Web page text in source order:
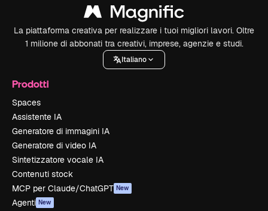
La piattaforma creativa per realizzare i tuoi migliori lavori. Oltre
1 milione di abbonati tra creativi, imprese, agenzie e studi.
Italiano
Prodotti
Spaces
Assistente IA
Generatore di immagini IA
Generatore di video IA
Sintetizzatore vocale IA
Contenuti stock
MCP per Claude/ChatGPT New
Agenti New